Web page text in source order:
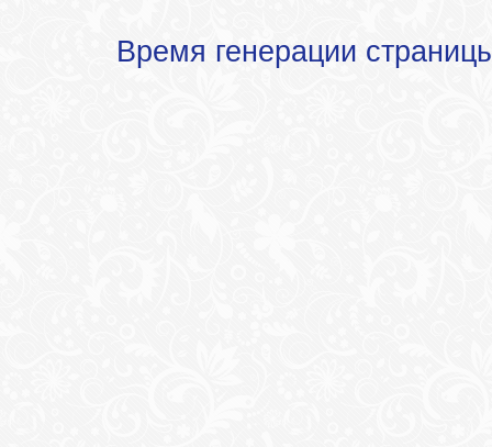
Время генерации